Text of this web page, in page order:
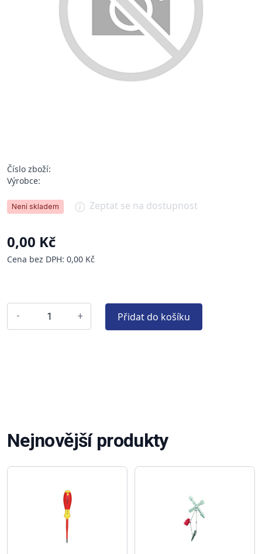
Číslo zboží:
Výrobce:
Není skladem Zeptat se na dostupnost
0,00 Kč
Cena bez DPH: 0,00 Kč
- + Přidat do košíku
Nejnovější produkty